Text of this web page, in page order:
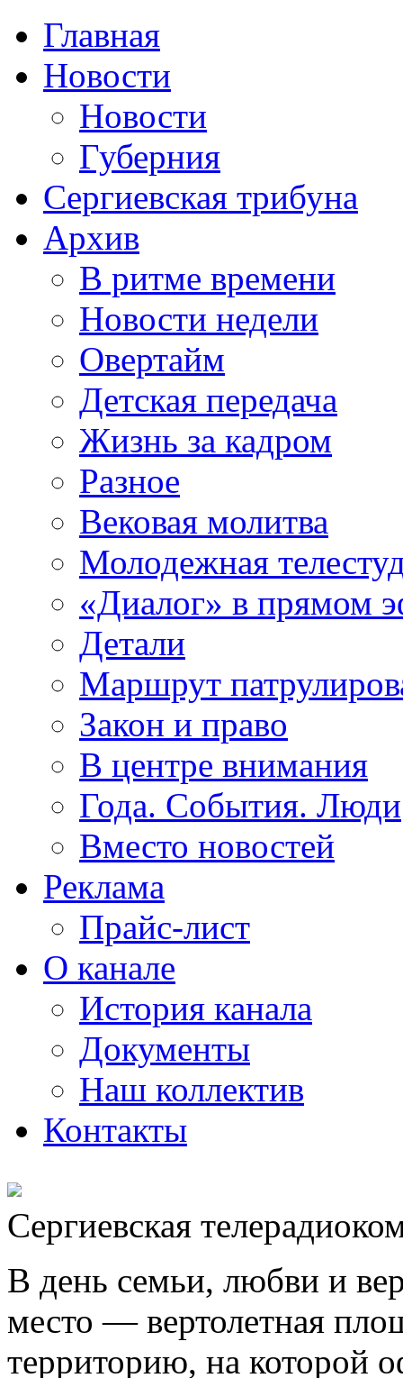
Главная
Новости
Новости
Губерния
Сергиевская трибуна
Архив
В ритме времени
Новости недели
Овертайм
Детская передача
Жизнь за кадром
Разное
Вековая молитва
Молодежная
«Диалог» в прямом
Детали
Маршрут
Закон и право
В центре внимания
Года. События. Люди
Вместо новостей
Реклама
Прайс-лист
О канале
История канала
Документы
Наш коллектив
Контакты
Сергиевская
В день семьи, любви и
место — вертолетная
территорию, на которой